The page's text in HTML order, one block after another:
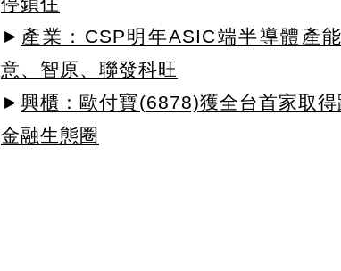
► 產業：CSP明年ASIC端半導體產
意、智原、聯發科旺
► 興櫃：歐付寶(6878)獲全台首家取
金融生態圈